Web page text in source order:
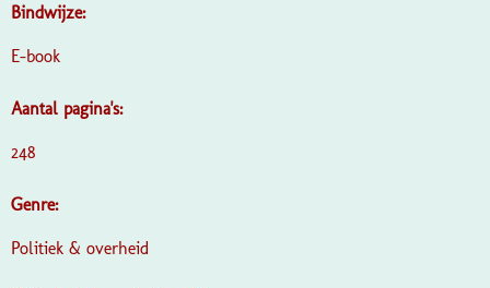
Bindwijze:
E-book
Aantal pagina's:
248
Genre:
Politiek & overheid